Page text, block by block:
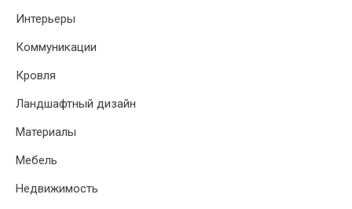
Интерьеры
Коммуникации
Кровля
Ландшафтный дизайн
Материалы
Мебель
Недвижимость